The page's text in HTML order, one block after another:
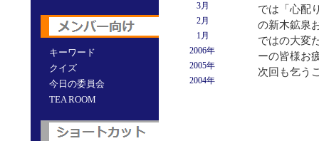
キーワード
クイズ
今日の委員会
TEA ROOM
3月
2月
1月
2006年
2005年
2004年
では「心配
の新木鉱泉
ではの大変
ーの皆様お
次回も乞う